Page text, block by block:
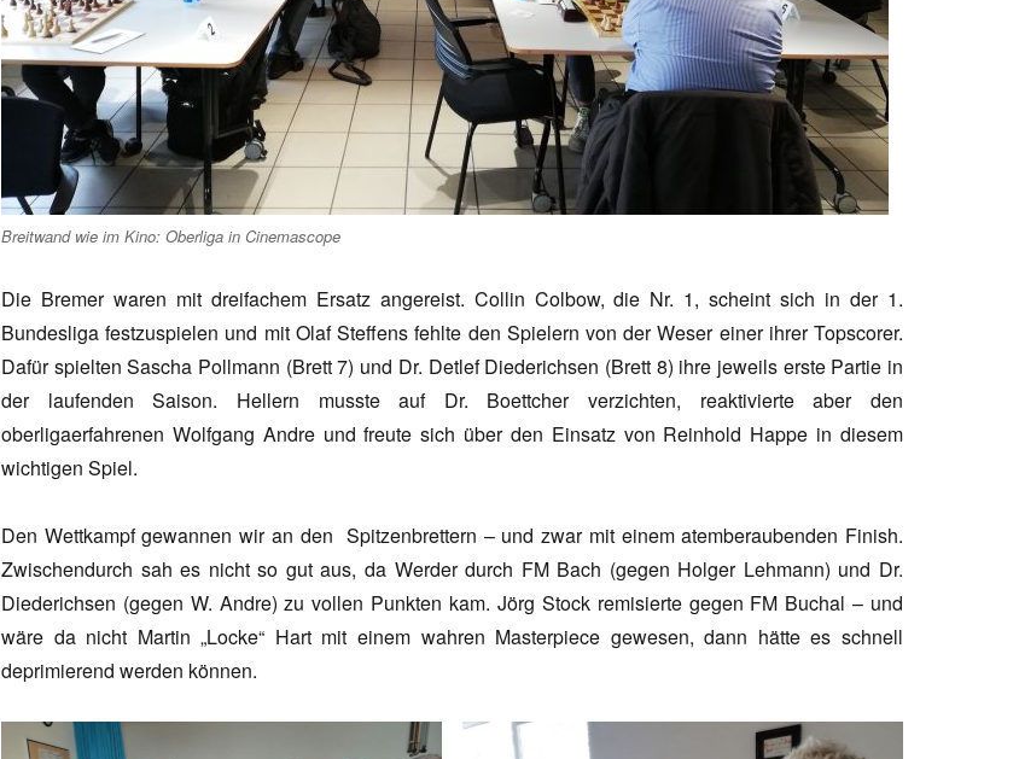
Breitwand wie im Kino: Oberliga in Cinemascope
Die Bremer waren mit dreifachem Ersatz angereist. Collin Colbow, die Nr. 1, scheint sich in der 1.
Bundesliga festzuspielen und mit Olaf Steffens fehlte den Spielern von der Weser einer ihrer Topscorer.
Dafür spielten Sascha Pollmann (Brett 7) und Dr. Detlef Diederichsen (Brett 8) ihre jeweils erste Partie in
der laufenden Saison. Hellern musste auf Dr. Boettcher verzichten, reaktivierte aber den
oberligaerfahrenen Wolfgang Andre und freute sich über den Einsatz von Reinhold Happe in diesem
wichtigen Spiel.
Den Wettkampf gewannen wir an den Spitzenbrettern – und zwar mit einem atemberaubenden Finish.
Zwischendurch sah es nicht so gut aus, da Werder durch FM Bach (gegen Holger Lehmann) und Dr.
Diederichsen (gegen W. Andre) zu vollen Punkten kam. Jörg Stock remisierte gegen FM Buchal – und
wäre da nicht Martin „Locke“ Hart mit einem wahren Masterpiece gewesen, dann hätte es schnell
deprimierend werden können.